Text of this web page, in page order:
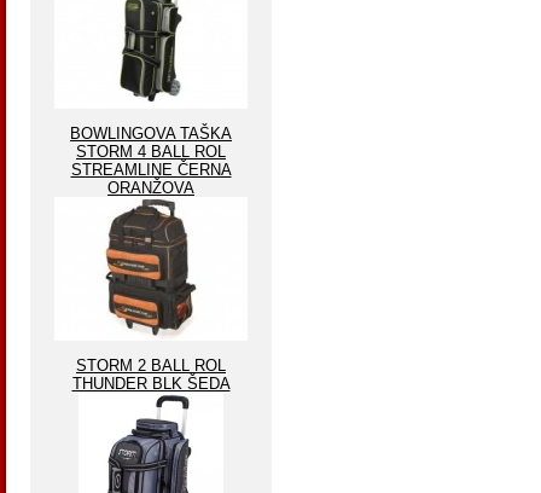
BOWLINGOVA TAŠKA
STORM 4 BALL ROL
STREAMLINE ČERNA
ORANŽOVA
STORM 2 BALL ROL
THUNDER BLK ŠEDA